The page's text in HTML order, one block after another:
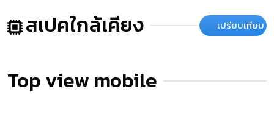
สเปคใกล้เคียง เปรียบเทียบ
Top view mobile